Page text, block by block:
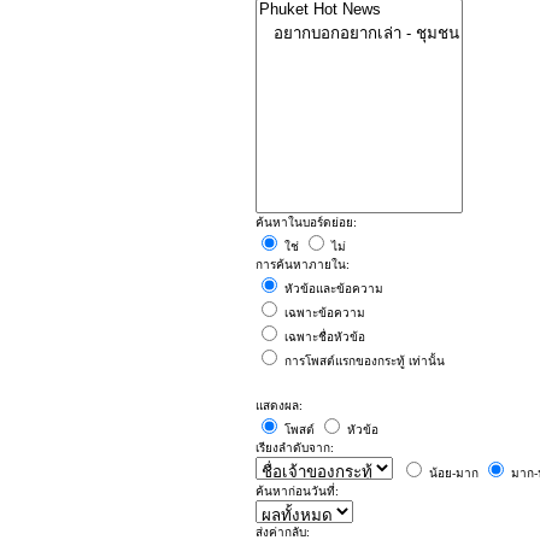
ค้นหาในบอร์ดย่อย:
ใช่
ไม่
การค้นหาภายใน:
หัวข้อและข้อความ
เฉพาะข้อความ
เฉพาะชื่อหัวข้อ
การโพสต์แรกของกระทู้ เท่านั้น
แสดงผล:
โพสต์
หัวข้อ
เรียงลำดับจาก:
น้อย-มาก
มาก
ค้นหาก่อนวันที่:
ส่งค่ากลับ: